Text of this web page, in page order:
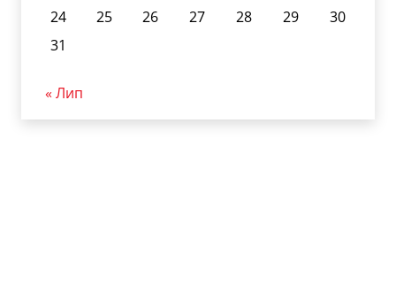
24
25 26 27 28 29
30
31
« Лип